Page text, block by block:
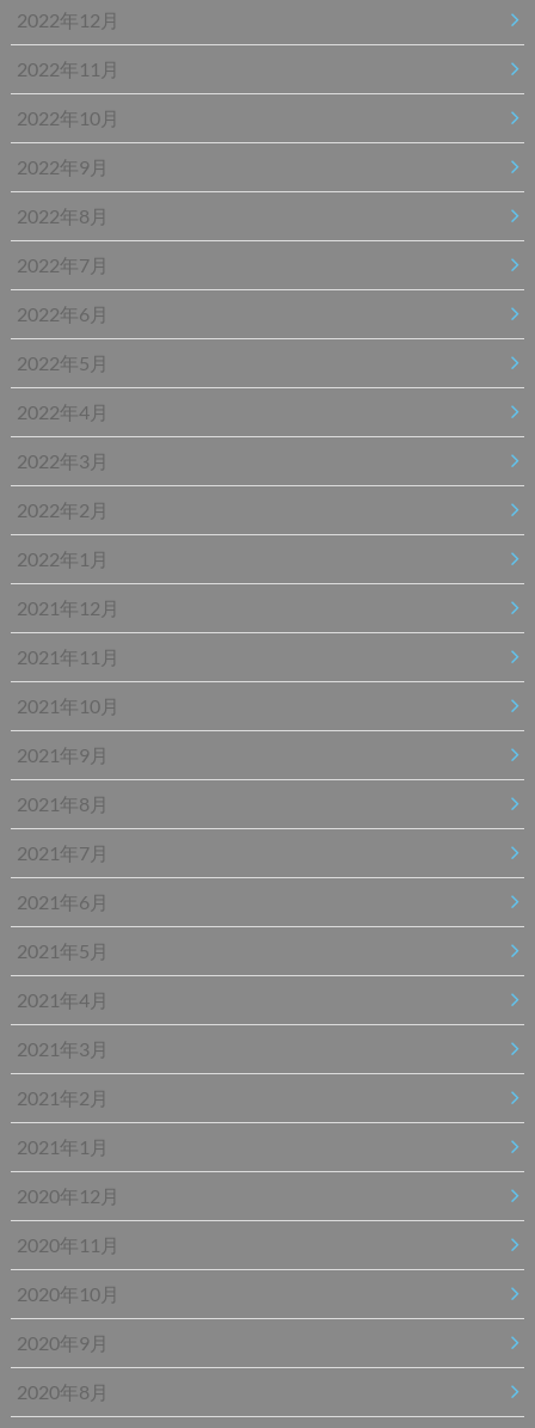
2022年12月
2022年11月
2022年10月
2022年9月
2022年8月
2022年7月
2022年6月
2022年5月
2022年4月
2022年3月
2022年2月
2022年1月
2021年12月
2021年11月
2021年10月
2021年9月
2021年8月
2021年7月
2021年6月
2021年5月
2021年4月
2021年3月
2021年2月
2021年1月
2020年12月
2020年11月
2020年10月
2020年9月
2020年8月